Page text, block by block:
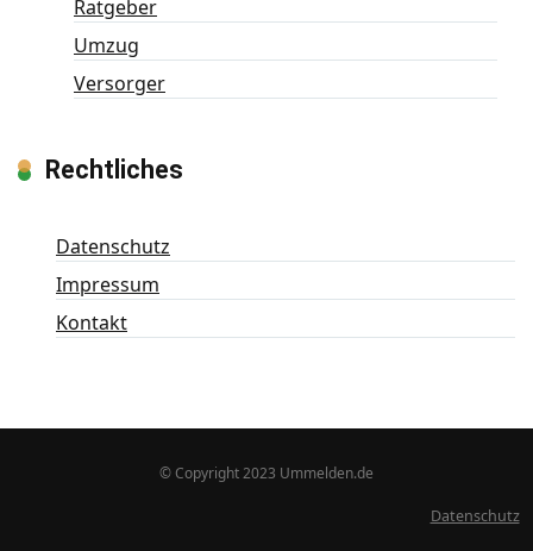
Ratgeber
Umzug
Versorger
Rechtliches
Datenschutz
Impressum
Kontakt
© Copyright 2023 Ummelden.de
Datenschutz